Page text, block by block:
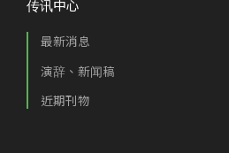
传讯中心
最新消息
演辞、新闻稿
近期刊物